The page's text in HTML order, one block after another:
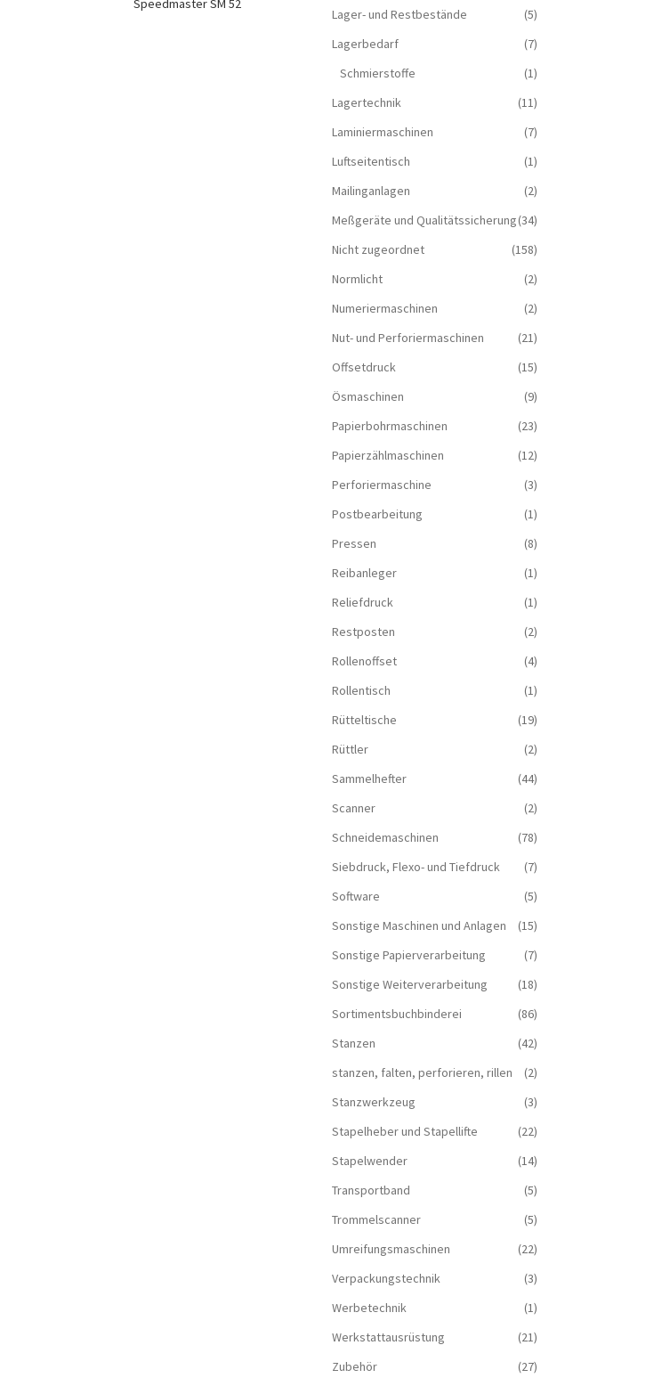
Speedmaster SM 52
Lager- und Restbestände
(5)
Lagerbedarf
(7)
Schmierstoffe
(1)
Lagertechnik
(11)
Laminiermaschinen
(7)
Luftseitentisch
(1)
Mailinganlagen
(2)
Meßgeräte und Qualitätssicherung(34)
Nicht zugeordnet
(158)
Normlicht
(2)
Numeriermaschinen
(2)
Nut- und Perforiermaschinen
(21)
Offsetdruck
(15)
Ösmaschinen
(9)
Papierbohrmaschinen
(23)
Papierzählmaschinen
(12)
Perforiermaschine
(3)
Postbearbeitung
(1)
Pressen
(8)
Reibanleger
(1)
Reliefdruck
(1)
Restposten
(2)
Rollenoffset
(4)
Rollentisch
(1)
Rütteltische
(19)
Rüttler
(2)
Sammelhefter
(44)
Scanner
(2)
Schneidemaschinen
(78)
Siebdruck, Flexo- und Tiefdruck
(7)
Software
(5)
Sonstige Maschinen und Anlagen
(15)
Sonstige Papierverarbeitung
(7)
Sonstige Weiterverarbeitung
(18)
Sortimentsbuchbinderei
(86)
Stanzen
(42)
stanzen, falten, perforieren, rillen
(2)
Stanzwerkzeug
(3)
Stapelheber und Stapellifte
(22)
Stapelwender
(14)
Transportband
(5)
Trommelscanner
(5)
Umreifungsmaschinen
(22)
Verpackungstechnik
(3)
Werbetechnik
(1)
Werkstattausrüstung
(21)
Zubehör
(27)